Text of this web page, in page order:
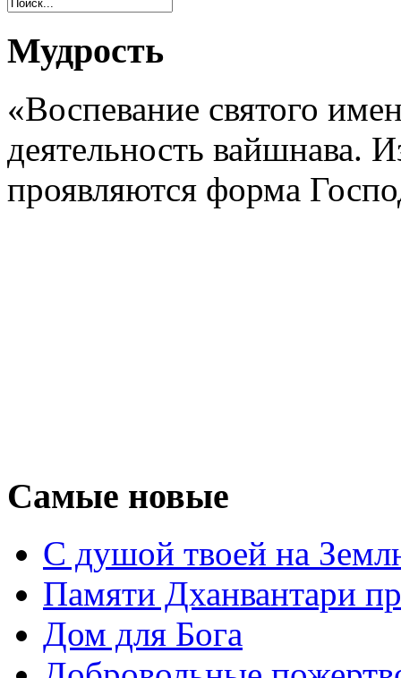
Мудрость
«Воспевание святого
деятельность вайшнава.
проявляются форма
Самые новые
С душой твоей на
Памяти Дханвантари
Дом для Бога